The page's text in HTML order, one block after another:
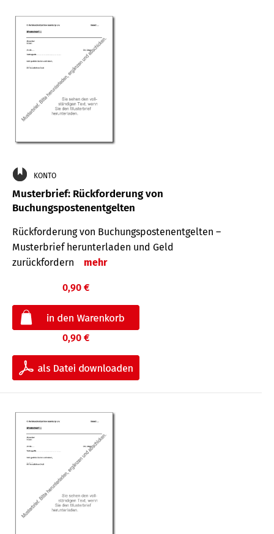
KONTO
Musterbrief: Rückforderung von
Buchungspostenentgelten
Rückforderung von Buchungspostenentgelten –
Musterbrief herunterladen und Geld
zurückfordern
mehr
0,90 €
0,90 €